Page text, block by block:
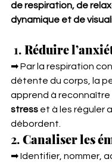
de respiration, de
dynamique et de
1. Réduire
➡ Par la respiration
détente du corps, la
apprend à reconnaître
stress et à les réguler
débordent.
2. Canaliser les
➡ Identifier, nommer,